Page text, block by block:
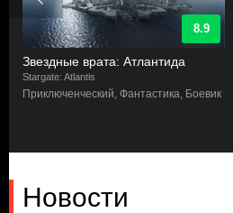
8.9
Звездные врата: Атлантида
Stargate: Atlantis
Приключенческий, Фантастика, Боевик
Новости